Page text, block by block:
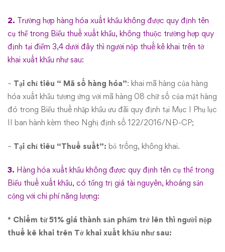
xuất
khẩu
theo
quy
định
tại
Nghị
định
122/2016/NĐ-
CP
2. Trường hợp hàng hóa xuất khẩu không được quy định tên
cụ thể trong Biểu thuế xuất khẩu, không thuộc trường hợp quy
định tại điểm 3,4 dưới đây thì người nộp thuế kê khai trên tờ
khai xuất khẩu như sau:
– Tại chỉ tiêu “ Mã số hàng hóa”: khai mã hàng của hàng
hóa xuất khẩu tương ứng với mã hàng 08 chữ số của mặt hàng
đó trong Biểu thuế nhập khẩu ưu đãi quy định tại Mục I Phụ lục
II ban hành kèm theo Nghị định số 122/2016/NĐ-CP;
– Tại chỉ tiêu “Thuế suất”: bỏ trống, không khai.
3. Hàng hóa xuất khẩu không được quy định tên cụ thể trong
Biểu thuế xuất khẩu, có tổng trị giá tài nguyên, khoáng sản
cộng với chi phí năng lượng:
* Chiếm từ 51% giá thành sản phẩm trở lên thì người nộp
thuế kê khai trên Tờ khai xuất khẩu như sau: